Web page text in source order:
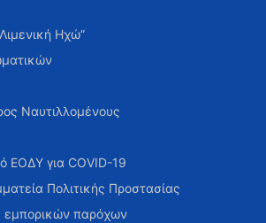
Ηχώ”
Ναυτιλλομένους
ΕΟΔΥ για COVID-19
Πολιτικής Προστασίας
εμπορικών παρόχων